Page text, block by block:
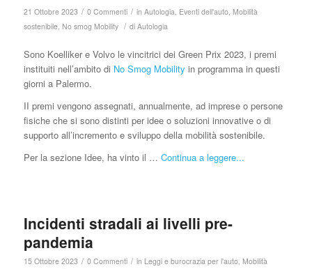
21 Ottobre 2023 / 0 Commenti / in Autologia, Eventi dell'auto, Mobilità
sostenibile, No smog Mobility / di Autologia
Sono Koelliker e Volvo le vincitrici dei Green Prix 2023, i premi
instituiti nell’ambito di No Smog Mobility in programma in questi
giorni a Palermo.
II premi vengono assegnati, annualmente, ad imprese o persone
fisiche che si sono distinti per idee o soluzioni innovative o di
supporto all’incremento e sviluppo della mobilità sostenibile.
Per la sezione Idee, ha vinto il … Continua a leggere...
Incidenti stradali ai livelli pre-
pandemia
15 Ottobre 2023 / 0 Commenti / in Leggi e burocrazia per l'auto, Mobilità